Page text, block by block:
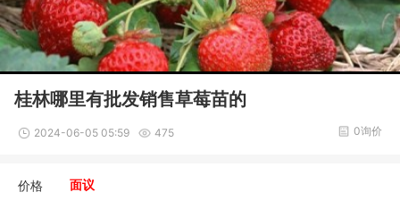
桂林哪里有批发销售草莓苗的
2024-06-05 05:59 475 0询价
价格 面议